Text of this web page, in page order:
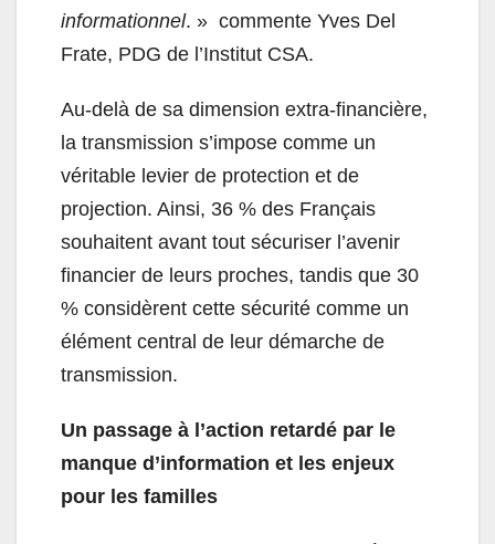
informationnel. » commente Yves Del
Frate, PDG de l’Institut CSA.
Au-delà de sa dimension extra-financière,
la transmission s’impose comme un
véritable levier de protection et de
projection. Ainsi, 36 % des Français
souhaitent avant tout sécuriser l’avenir
financier de leurs proches, tandis que 30
% considèrent cette sécurité comme un
élément central de leur démarche de
transmission.
Un passage à l’action retardé par le
manque d’information et les enjeux
pour les familles